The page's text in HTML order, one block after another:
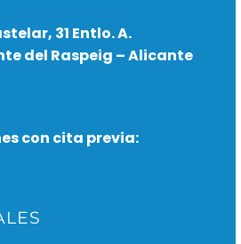
31 Entlo. A.
del Raspeig – Alicante
con cita previa: